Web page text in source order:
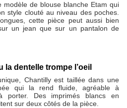
modèle de blouse blanche Etam qui
style clouté au niveau des poches.
cette pièce peut aussi bien
un jean que sur un pantalon de
la dentelle trompe l’oeil
Chantilly est taillée dans une
qui la rend fluide, agréable à
porter. Des imprimés blancs en
sur deux côtés de la pièce.